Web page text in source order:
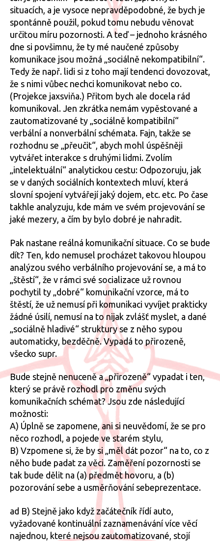
situacích, a je vysoce nepravděpodobné, že bych je
spontánně použil, pokud tomu nebudu věnovat
určitou míru pozornosti. A teď – jednoho krásného
dne si povšimnu, že ty mé naučené způsoby
komunikace jsou možná „sociálně nekompatibilní“.
Tedy že např. lidi si z toho mají tendenci dovozovat,
že s nimi vůbec nechci komunikovat nebo co.
(Projekce jaxsviňa.) Přitom bych ale docela rád
komunikoval. Jen zkrátka nemám vypěstované a
zautomatizované ty „sociálně kompatibilní“
verbální a nonverbální schémata. Fajn, takže se
rozhodnu se „přeučit“, abych mohl úspěšněji
vytvářet interakce s druhými lidmi. Zvolím
„intelektuální“ analytickou cestu: Odpozoruju, jak
se v daných sociálních kontextech mluví, která
slovní spojení vytvářejí jaký dojem, etc. etc. Po čase
takhle analyzuju, kde mám ve svém projevování se
jaké mezery, a čím by bylo dobré je nahradit.
Pak nastane reálná komunikační situace. Co se bude
dít? Ten, kdo nemusel procházet takovou hloupou
analýzou svého verbálního projevování se, a má to
„štěstí“, že v rámci své socializace už rovnou
pochytil ty „dobré“ komunikační vzorce, má to
štěstí, že už nemusí při komunikaci vyvíjet prakticky
žádné úsilí, nemusí na to nijak zvlášť myslet, a dané
„sociálně hladivé“ struktury se z něho sypou
automaticky, bezděčně. Vypadá to přirozeně,
všecko supr.
Bude stejně nenuceně a „přirozeně“ vypadat i ten,
který se právě rozhodl pro změnu svých
komunikačních schémat? Jsou zde následující
možnosti:
A) Úplně se zapomene, ani si neuvědomí, že se pro
něco rozhodl, a pojede ve starém stylu,
B) Vzpomene si, že by si „měl dát pozor“ na to, co z
něho bude padat za věci. Zaměření pozornosti se
tak bude dělit na (a) předmět hovoru, a (b)
pozorování sebe a usměrňování sebeprezentace.
ad B) Stejně jako když začátečník řídí auto,
vyžadované kontinuální zaznamenávání více věcí
najednou, které nejsou zautomatizované, stojí